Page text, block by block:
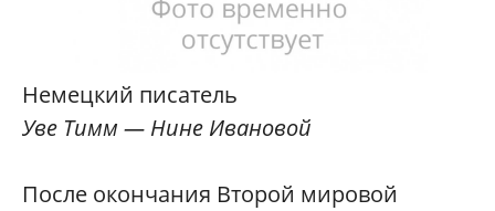
Немецкий писатель
Уве Тимм — Нине Ивановой
После окончания Второй мировой